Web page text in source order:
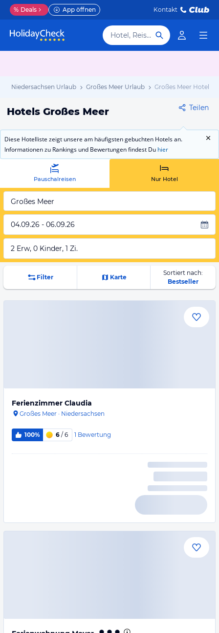
% Deals App öffnen Kontakt
Hotel, Reiseziel
Niedersachsen Urlaub Großes Meer Urlaub Großes Meer Hotels
Hotels Großes Meer Teilen
Diese Hotelliste zeigt unsere am häufigsten gebuchten Hotels an.
Informationen zu Rankings und Bewertungen findest Du hier
Pauschalreisen Nur Hotel
Großes Meer
04.09.26 - 06.09.26
2 Erw, 0 Kinder, 1 Zi.
Filter Karte
Sortiert nach:
Bestseller
Ferienzimmer Claudia
Großes Meer · Niedersachsen
100% 6 / 6 1 Bewertung